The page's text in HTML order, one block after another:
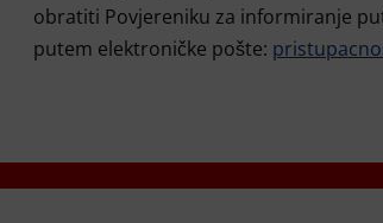
obratiti Povjereniku za informiranje
putem elektroničke pošte: